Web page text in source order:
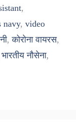
,
navy, video
,कोरोना वायरस,
भारतीय नौसेना,